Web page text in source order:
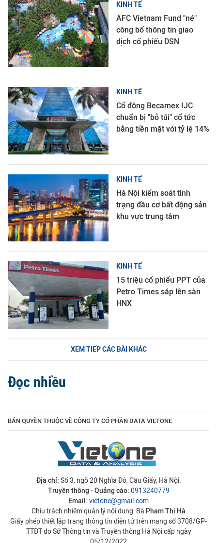
KINH TẾ
AFC Vietnam Fund "né"
công bố thông tin giao
dịch cổ phiếu DSN
KINH TẾ
Cổ đông Becamex IJC
chuẩn bị "bỏ túi" cổ tức
bằng tiền mặt với tỷ lệ 14%
KINH TẾ
Hà Nội kiểm soát tình
trạng đầu cơ bất động sản
khu vực trung tâm
KINH TẾ
15 triệu cổ phiếu PPT của
Petro Times sắp lên sàn
HNX
XEM TIẾP CÁC BÀI KHÁC
Đọc nhiều
BẢN QUYỀN THUỘC VỀ CÔNG TY CỔ PHẦN DATA VIETONE
Địa chỉ: Số 3, ngõ 20 Nghĩa Đô, Cầu Giấy, Hà Nội.
Truyền thông - Quảng cáo: 0913240779
Email: vietone@gmail.com
Chịu trách nhiệm quản lý nội dung: Bà Phạm Thị Hà
Giấy phép thiết lập trang thông tin điện tử trên mạng số 3708/GP-
TTĐT do Sở Thông tin và Truyền thông Hà Nội cấp ngày